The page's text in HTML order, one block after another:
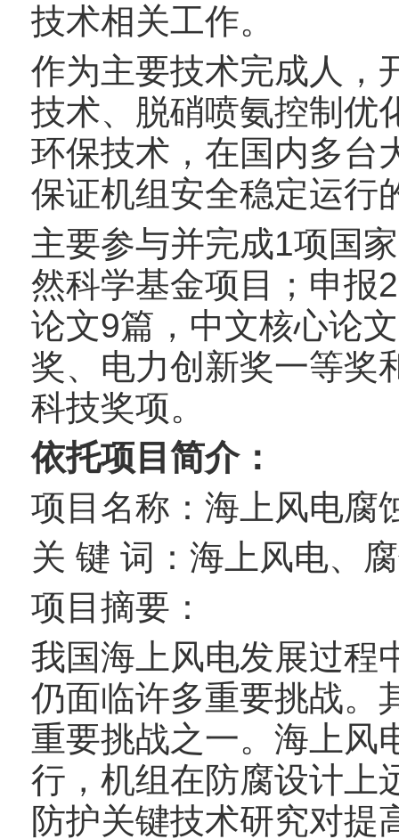
技术相关工作。
作为主要技术完成人，
技术、脱硝喷氨控制优
环保技术，在国内多台
保证机组安全稳定运行
主要参与并完成1项国
然科学基金项目；申报
论文9篇，中文核心论
奖、电力创新奖一等奖
科技奖项。
依托项目简介：
项目名称：海上风电腐
关 键 词：海上风电、
项目摘要：
我国海上风电发展过程
仍面临许多重要挑战。
重要挑战之一。海上风
行，机组在防腐设计上
防护关键技术研究对提